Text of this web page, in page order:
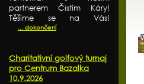
partnerem Čistím Káry!
Těšíme se na Vás!
... dokončení
Charitativní golfový turnaj
pro Centrum Bazalka
10.9.2026